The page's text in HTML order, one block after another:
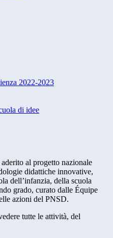
2022-2023
di idee
al progetto nazionale
didattiche innovative,
dell’infanzia, della scuola
grado, curato dalle Équipe
azioni del PNSD.
tutte le attività, del